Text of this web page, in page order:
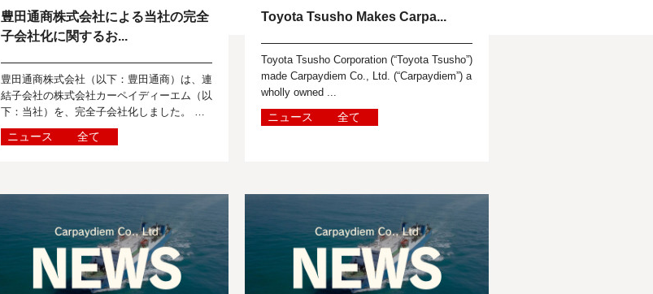
豊田通商株式会社による当社の完全
子会社化に関するお...
豊田通商株式会社（以下：豊田通商）は、連
結子会社の株式会社カーペイディーエム（以
下：当社）を、完全子会社化しました。 当
社は2020年に豊田通商と資本業務提携を開
始し、2023年に豊田通商グループイン...
ニュース 全て
Toyota Tsusho Makes Carpa...
Toyota Tsusho Corporation (“Toyota Tsusho”)
made Carpaydiem Co., Ltd. (“Carpaydiem”) a
wholly owned ...
ニュース 全て